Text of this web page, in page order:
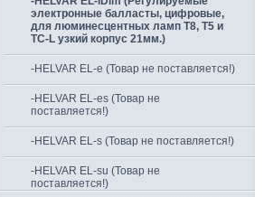
электронные балласты, цифровые,
для люминесцентных ламп Т8, Т5 и
TC-L узкий корпус 21мм.)
-HELVAR EL-e (Товар не поставляется!)
-HELVAR EL-es (Товар не
поставляется!)
-HELVAR EL-s (Товар не поставляется!)
-HELVAR EL-su (Товар не
поставляется!)